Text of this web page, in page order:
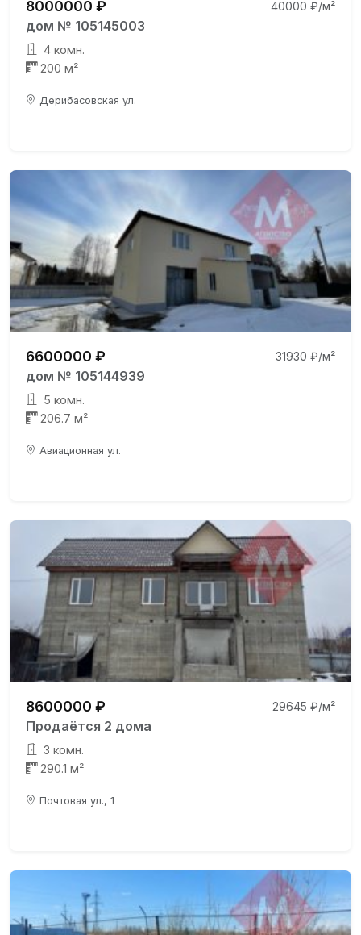
8000000 ₽ 40000 ₽/м²
дом № 105145003
4 комн.
200 м²
Дерибасовская ул.
6600000 ₽ 31930 ₽/м²
дом № 105144939
5 комн.
206.7 м²
Авиационная ул.
8600000 ₽ 29645 ₽/м²
Продаётся 2 дома
3 комн.
290.1 м²
Почтовая ул., 1